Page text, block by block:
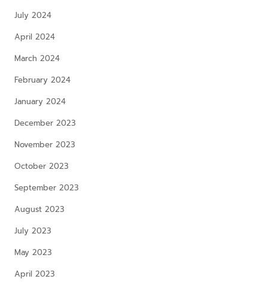
July 2024
April 2024
March 2024
February 2024
January 2024
December 2023
November 2023
October 2023
September 2023
August 2023
July 2023
May 2023
April 2023